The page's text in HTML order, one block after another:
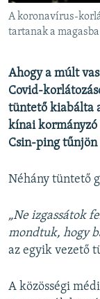
A MÚLT
Valamennyi
A koronavírus-
tartanak a
Ahogy a múlt
Covid-
tüntető kiabálta
kínai kormányzó
Csin-ping tűnjön
Néhány tüntető
„Ne izgassátok
mondtuk, hogy
az egyik vezető
A közösségi